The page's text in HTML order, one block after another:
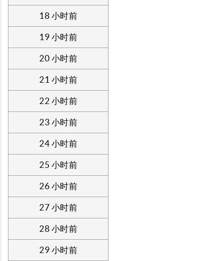
18 小时前
19 小时前
20 小时前
21 小时前
22 小时前
23 小时前
24 小时前
25 小时前
26 小时前
27 小时前
28 小时前
29 小时前